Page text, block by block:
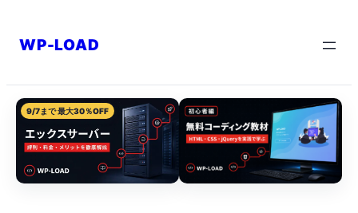
ス
キ
WP-LOAD
9/7まで 最大30％OFF